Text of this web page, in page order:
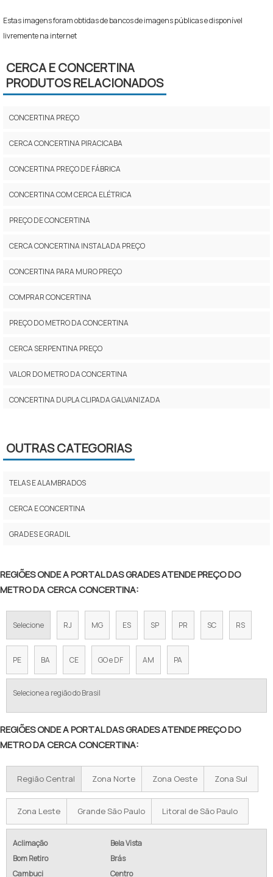
Estas imagens foram obtidas de bancos de imagens públicas e disponível
livremente na internet
CERCA E CONCERTINA
PRODUTOS RELACIONADOS
CONCERTINA PREÇO
CERCA CONCERTINA PIRACICABA
CONCERTINA PREÇO DE FÁBRICA
CONCERTINA COM CERCA ELÉTRICA
PREÇO DE CONCERTINA
CERCA CONCERTINA INSTALADA PREÇO
CONCERTINA PARA MURO PREÇO
COMPRAR CONCERTINA
PREÇO DO METRO DA CONCERTINA
CERCA SERPENTINA PREÇO
VALOR DO METRO DA CONCERTINA
CONCERTINA DUPLA CLIPADA GALVANIZADA
INSTALAÇÃO DE CONCERTINA PREÇO
CONCERTINA COMPRAR
CONCERTINA EM SOROCABA
CERCA CONCERTINA PREÇO POR METRO
CONCERTINA PREÇO 45 CM
CONCERTINA DUPLA CLIPADA 45CM PREÇO
CERCA ESPIRAL PREÇO
CONCERTINA PIRACICABA
COMPRAR CONCERTINA PARA MURO
OUTRAS CATEGORIAS
TELAS E ALAMBRADOS
CERCA E CONCERTINA
GRADES E GRADIL
REGIÕES ONDE A PORTAL DAS GRADES ATENDE PREÇO DO
METRO DA CERCA CONCERTINA:
Selecione RJ MG ES SP PR SC RS
PE BA CE GO e DF AM PA
Selecione a região do Brasil
REGIÕES ONDE A PORTAL DAS GRADES ATENDE PREÇO DO
METRO DA CERCA CONCERTINA:
Região Central Zona Norte Zona Oeste Zona Sul
Zona Leste Grande São Paulo Litoral de São Paulo
Aclimação
Bela Vista
Bom Retiro
Brás
Cambuci
Centro